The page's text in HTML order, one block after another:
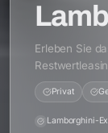
Erleben Sie
Privat
Lamborghini-